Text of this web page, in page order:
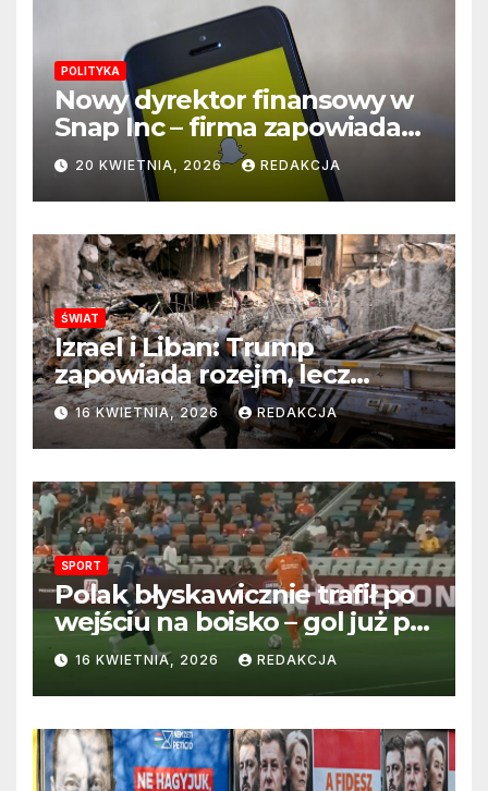
POLITYKA
Nowy dyrektor finansowy w
Snap Inc – firma zapowiada
zmianę na kluczowym
stanowisku
20 KWIETNIA, 2026 REDAKCJA
ŚWIAT
Izrael i Liban: Trump
zapowiada rozejm, lecz
perspektywa zakończenia
wojny wciąż odległa
16 KWIETNIA, 2026 REDAKCJA
SPORT
Polak błyskawicznie trafił po
wejściu na boisko – gol już po
22 sekundach!
16 KWIETNIA, 2026 REDAKCJA